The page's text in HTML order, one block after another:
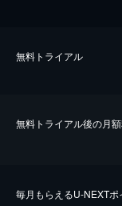
無料トライアル
無料トライアル後の⽉
毎⽉もらえるU-NEXTポ